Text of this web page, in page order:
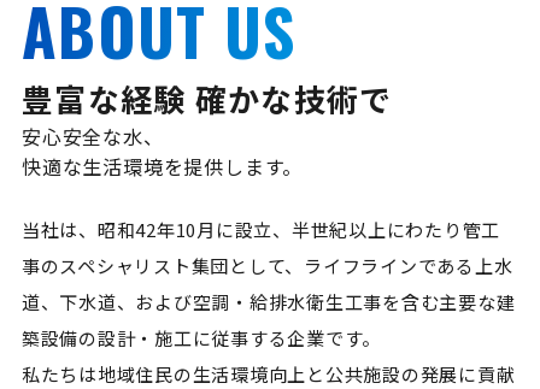
ABOUT US
豊富な経験 確かな技術で
安心安全な水、
快適な生活環境を提供します。
当社は、昭和42年10月に設立、半世紀以上にわたり管工
事のスペシャリスト集団として、ライフラインである上水
道、下水道、および空調・給排水衛生工事を含む主要な建
築設備の設計・施工に従事する企業です。
私たちは地域住民の生活環境向上と公共施設の発展に貢献